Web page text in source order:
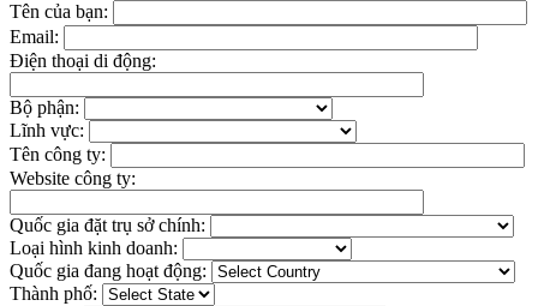
Tên của bạn:
Email:
Điện thoại di động:
Bộ phận:
Lĩnh vực:
Tên công ty:
Website công ty:
Quốc gia đặt trụ sở chính:
Loại hình kinh doanh:
Quốc gia đang hoạt động:
Thành phố: